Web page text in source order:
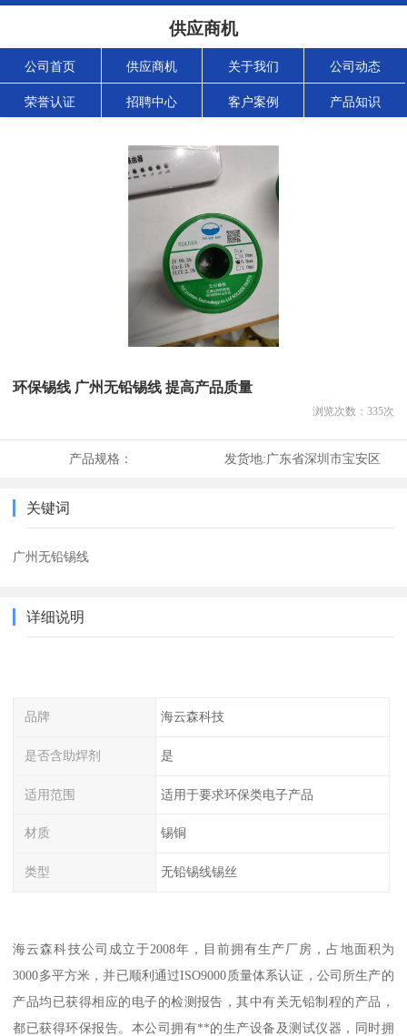
供应商机
公司首页 供应商机 关于我们 公司动态
荣誉认证 招聘中心 客户案例 产品知识
环保锡线 广州无铅锡线 提高产品质量
浏览次数： 335次
产品规格： 发货地:广东省深圳市宝安区
关键词
广州无铅锡线
详细说明
品牌 海云森科技
是否含助焊剂 是
适用范围 适用于要求环保类电子产品
材质 锡铜
类型 无铅锡线锡丝
海云森科技公司成立于2008年，目前拥有生产厂房，占地面积为
3000多平方米，并已顺利通过ISO9000质量体系认证，公司所生产的
产品均已获得相应的电子的检测报告，其中有关无铅制程的产品，
都已获得环保报告。本公司拥有**的生产设备及测试仪器，同时拥